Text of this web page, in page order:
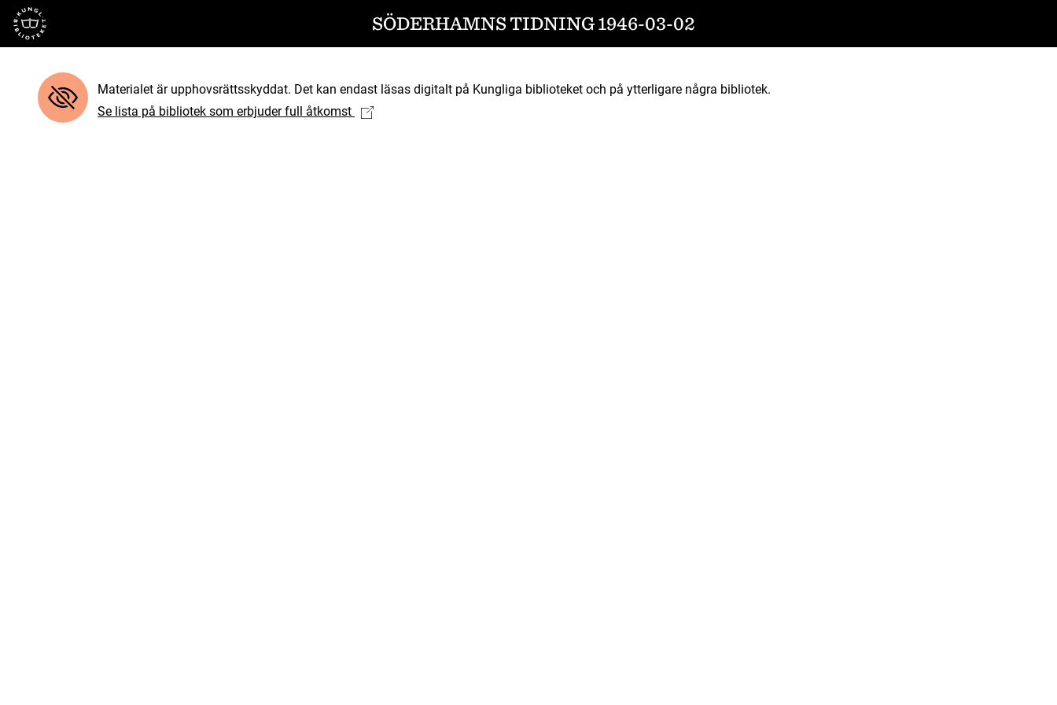
Till startsidan SÖDERHAMNS TIDNING 1946-03-02
Materialet är upphovsrättsskyddat. Det kan endast läsas digitalt på Kungliga biblioteket och på ytterligare några bibliotek.
Se lista på bibliotek som erbjuder full åtkomst